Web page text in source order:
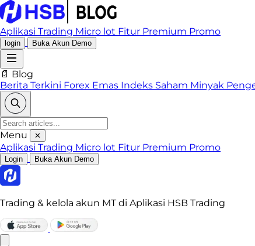
Aplikasi Trading Micro lot Fitur Premium Promo
login Buka Akun Demo
📄 Blog
Berita Terkini Forex Emas Indeks Saham Minyak
Menu ✕
Aplikasi Trading Micro lot Fitur Premium Promo
Login Buka Akun Demo
Trading & kelola akun MT di Aplikasi HSB Trading